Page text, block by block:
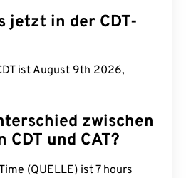
jetzt in der CDT-
ist August 9th 2026,
zwischen
und CAT?
(QUELLE) ist 7 hours